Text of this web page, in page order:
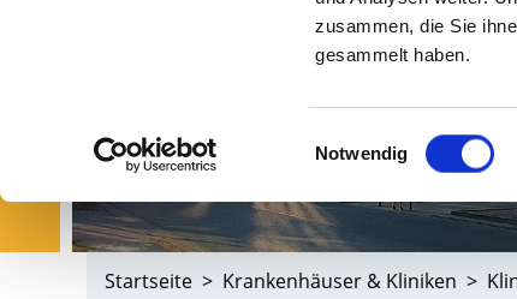
zusammen, die Sie
gesammelt haben.
Einwilligungsauswahl
Notwendig
Startseite Krankenhäuser & Kliniken